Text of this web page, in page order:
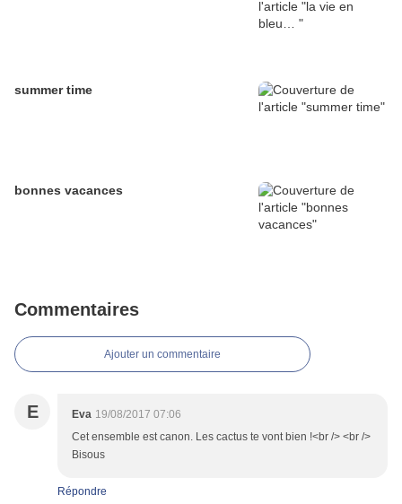
summer time
bonnes vacances
Commentaires
Ajouter un commentaire
E Eva 19/08/2017 07:06
Cet ensemble est canon. Les cactus te vont bien !<br /> <br />
Bisous
Répondre